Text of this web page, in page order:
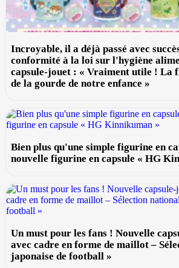
Incroyable, il a déjà passé avec
conformité à la loi sur l'hygiène
capsule-jouet : « Vraiment utile ! La
de la gourde de notre enfance »
Bien plus qu'une simple figurine en
nouvelle figurine en capsule « HG
Un must pour les fans ! Nouvelle
avec cadre en forme de maillot –
japonaise de football »